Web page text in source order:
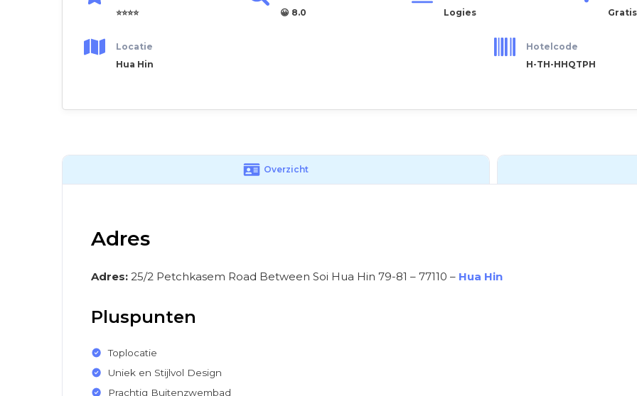
⭐⭐⭐⭐
😀 8.0
Logies
Locatie
Hua Hin
Hotelcode
H-TH-HHQTPH
Overzicht
Adres
Adres: 25/2 Petchkasem Road Between Soi Hua Hin 79-81 – 77110 – Hua Hin
Pluspunten
Toplocatie
Uniek en Stijlvol Design
Prachtig Buitenzwembad